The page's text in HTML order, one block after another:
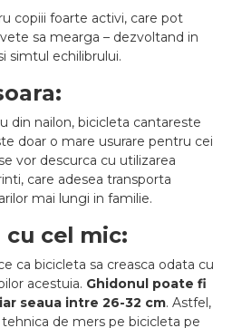
copiii foarte activi, care pot
sa mearga – dezvoltand in
simtul echilibrului.
din nailon, bicicleta cantareste
doar o mare usurare pentru cei
vor descurca cu utilizarea
care adesea transporta
mai lungi in familie.
cel mic:
ca bicicleta sa creasca odata cu
acestuia. Ghidonul poate fi
seaua intre 26-32 cm. Astfel,
de mers pe bicicleta pe